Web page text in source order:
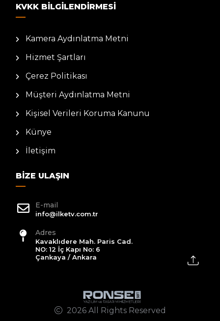
KVKK BILGILENDIRMESI
Kamera Aydınlatma Metni
Hizmet Şartları
Çerez Politikası
Müşteri Aydınlatma Metni
Kişisel Verileri Koruma Kanunu
Künye
İletişim
BIZE ULAŞIN
E-mail
info@ilketv.com.tr
Adres
Kavaklıdere Mah. Paris Cad.
NO: 12 İç Kapı No: 6
Çankaya / Ankara
2026 All Rights Reserved